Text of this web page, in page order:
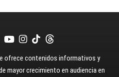
ofrece contenidos informativos y
mayor crecimiento en audiencia en